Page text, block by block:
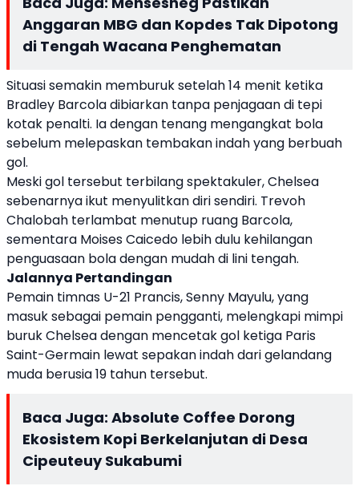
Anggaran MBG dan Kopdes Tak Dipotong
di Tengah Wacana Penghematan
Situasi semakin memburuk setelah 14 menit ketika
Bradley Barcola dibiarkan tanpa penjagaan di tepi
kotak penalti. Ia dengan tenang mengangkat bola
sebelum melepaskan tembakan indah yang berbuah
gol.
Meski gol tersebut terbilang spektakuler, Chelsea
sebenarnya ikut menyulitkan diri sendiri. Trevoh
Chalobah terlambat menutup ruang Barcola,
sementara Moises Caicedo lebih dulu kehilangan
penguasaan bola dengan mudah di lini tengah.
Jalannya Pertandingan
Pemain timnas U-21 Prancis, Senny Mayulu, yang
masuk sebagai pemain pengganti, melengkapi mimpi
buruk Chelsea dengan mencetak gol ketiga Paris
Saint-Germain lewat sepakan indah dari gelandang
muda berusia 19 tahun tersebut.
Baca Juga: Absolute Coffee Dorong
Ekosistem Kopi Berkelanjutan di Desa
Cipeuteuy Sukabumi